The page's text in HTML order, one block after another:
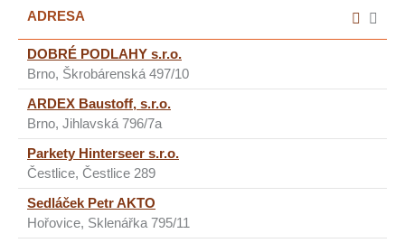
ADRESA
DOBRÉ PODLAHY s.r.o.
Brno, Škrobárenská 497/10
ARDEX Baustoff, s.r.o.
Brno, Jihlavská 796/7a
Parkety Hinterseer s.r.o.
Čestlice, Čestlice 289
Sedláček Petr AKTO
Hořovice, Sklenářka 795/11